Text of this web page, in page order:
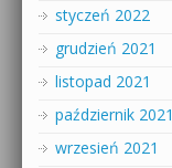
styczeń 2022
grudzień 2021
listopad 2021
październik 2021
wrzesień 2021